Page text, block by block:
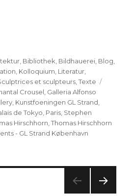
: Community of Fragments –
Bibliothek Bildhauerei Blog
Kolloquium Literatur
et sculpteurs ,Texte
Crousel Galleria Alfonso
Kunstfoeningen GL Strand
de Tokyo Paris Stephen
Hirschhorn ,Thomas Hirschhorn
- GL Strand København